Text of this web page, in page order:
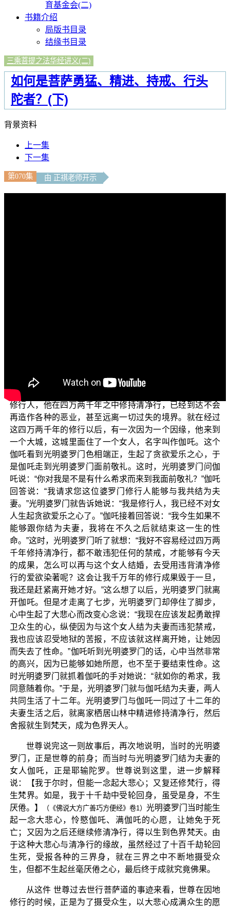
育基金会(二)
书籍介绍
局版书目录
结缘书目录
三乘菩提之法华经讲义(二)
如何是菩萨勇猛、精进、持戒、行头
陀者？(下)
背景资料
上一集
下一集
第070集 由 正祺老师开示
在《佛说大方广善巧方便经》中，世尊对弟子们说了
一则故事：在过去无量劫之前，有一个叫作光明婆罗门的
修行人，他在四万两千年之中修持清净行，已经到达不会
再造作各种的恶业，甚至远离一切过失的境界。就在经过
这四万两千年的修行以后，有一次因为一个因缘，他来到
一个大城，这城里面住了一个女人，名字叫作伽吒。这个
伽吒看到光明婆罗门色相端正，生起了贪欲爱乐之心，于
是伽吒走到光明婆罗门面前敬礼。这时，光明婆罗门问伽
吒说：“你对我是不是有什么希求而来到我面前敬礼？”伽吒
回答说：“我请求您这位婆罗门修行人能够与我共结为夫
妻。”光明婆罗门就告诉她说：“我是修行人，我已经不对女
人生起贪欲爱乐之心了。”伽吒接着回答说：“我今生如果不
能够跟你结为夫妻，我将在不久之后就结束这一生的性
命。”这时，光明婆罗门听了就想：“我好不容易经过四万两
千年修持清净行，都不敢违犯任何的禁戒，才能够有今天
的成果，怎么可以再与这个女人结婚，去受用违背清净修
行的爱欲染著呢？这会让我千万年的修行成果毁于一旦，
我还是赶紧离开她才好。”这么想了以后，光明婆罗门就离
开伽吒。但是才走离了七步，光明婆罗门却停住了脚步，
心中生起了大悲心而改变心念说：“我现在应该发起勇敢捍
卫众生的心，纵使因为与这个女人结为夫妻而违犯禁戒，
我也应该忍受地狱的苦报，不应该就这样离开她，让她因
而失去了性命。”伽吒听到光明婆罗门的话，心中当然非常
的高兴，因为已能够如她所愿，也不至于要结束性命。这
时光明婆罗门就抓着伽吒的手对她说：“就如你的希求，我
同意随着你。”于是，光明婆罗门就与伽吒结为夫妻，两人
共同生活了十二年。光明婆罗门与伽吒一同过了十二年的
夫妻生活之后，就离家栖居山林中精进修持清净行，然后
舍报就生到梵天，成为色界天人。
世尊说完这一则故事后，再次地说明，当时的光明婆
罗门，正是世尊的前身；而当时与光明婆罗门结为夫妻的
女人伽吒，正是耶输陀罗。世尊说到这里，进一步解释
说：【我于尔时，但能一念起大悲心；又复还修梵行，得
生梵界。如是，我于十千劫中受轮回身，虽受是身，不生
厌倦。】
（《佛说大方广善巧方便经》卷1）光明婆罗门当时能生
起一念大悲心，怜愍伽吒、满伽吒的心愿，让她免于死
亡；又因为之后还继续修清净行，得以生到色界梵天。由
于这种大悲心与清净行的缘故，虽然经过了十百千劫轮回
生死，受报各种的三界身，就在三界之中不断地摄受众
生，但都不生起丝毫厌倦之心，最后终于成就究竟佛果。
从这件 世尊过去世行菩萨道的事迹来看，世尊在因地
修行的时候，正是为了摄受众生，以大悲心成满众生的愿